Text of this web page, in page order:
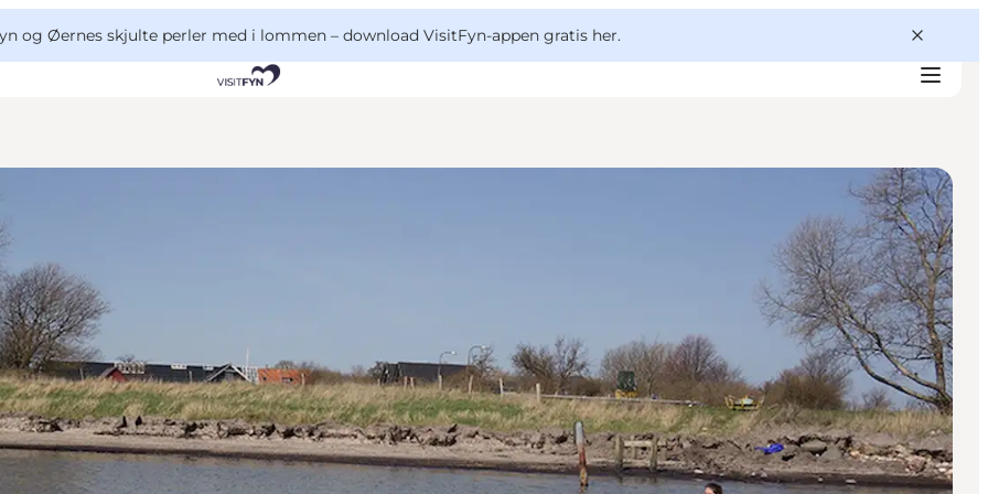
og Øernes skjulte perler med i lommen – download VisitFyn-appen gratis her.